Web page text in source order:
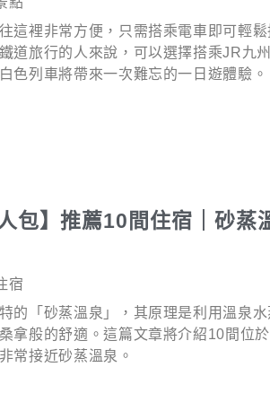
這裡非常方便，只需搭乘電車即可輕鬆
道旅行的人來說，可以選擇搭乘JR九
色列車將帶來一次難忘的一日遊體驗。
包】推薦10間住宿｜砂蒸
宿
的「砂蒸溫泉」，其原理是利用溫泉水
拿般的舒適。這篇文章將介紹10間位
常接近砂蒸溫泉。